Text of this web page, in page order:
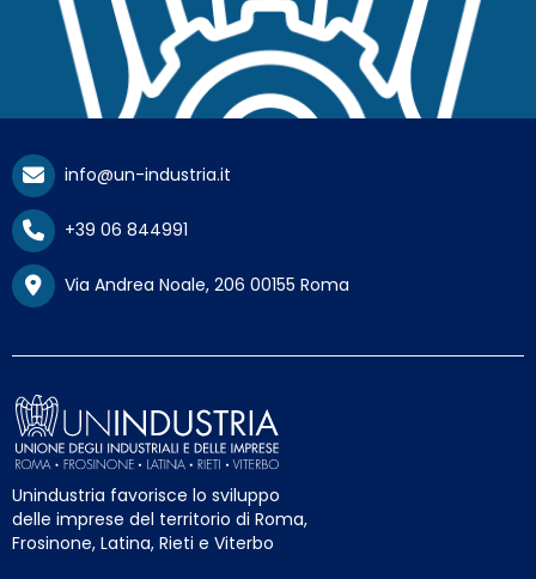
info@un-industria.it
+39 06 844991
Via Andrea Noale, 206 00155 Roma
Unindustria favorisce lo sviluppo
delle imprese del territorio di Roma,
Frosinone, Latina, Rieti e Viterbo